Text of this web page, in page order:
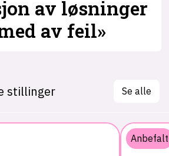
av løsninger
av feil»
stillinger Se alle
Anbefalt